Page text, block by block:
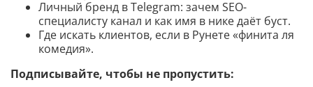
Личный бренд в Telegram: зачем SEO-
специалисту канал и как имя в нике даёт буст.
Где искать клиентов, если в Рунете «финита ля
комедия».
Подписывайте, чтобы не пропустить: